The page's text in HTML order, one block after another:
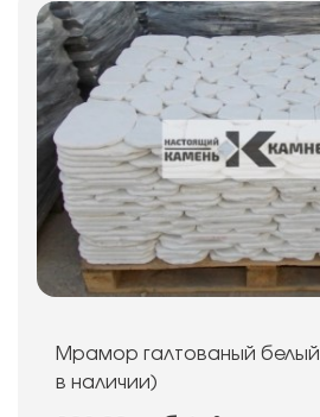
Мрамор галтованый белый
в наличии)